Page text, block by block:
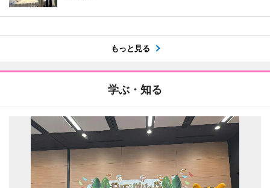
もっと見る
学ぶ・知る